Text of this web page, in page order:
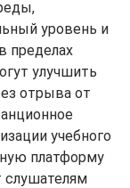
уровень и
пределах
улучшить
отрыва от
учебного
платформу
слушателям